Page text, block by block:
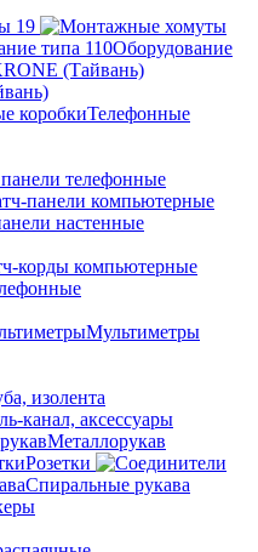
19
Оборудование
Телефонные
телефонные
панели компьютерные
настенные
корды компьютерные
Мультиметры
изолента
канал, аксессуары
Металлорукав
Розетки
Спиральные рукава